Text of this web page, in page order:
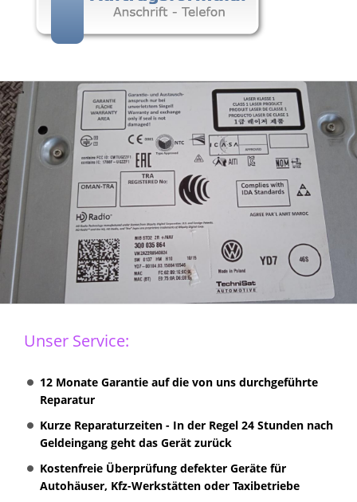
Unser Service:
12 Monate Garantie auf die von uns durchgeführte
Reparatur
Kurze Reparaturzeiten - In der Regel 24 Stunden nach
Geldeingang geht das Gerät zurück
Kostenfreie Überprüfung defekter Geräte für
Autohäuser, Kfz-Werkstätten oder Taxibetriebe